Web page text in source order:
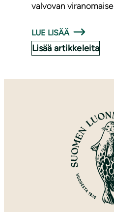
valvovan
LUE LISÄÄ
Lisää artikkeleita